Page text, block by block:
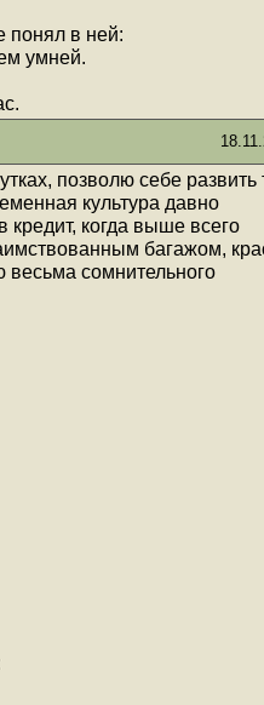
понял в ней:
умней.
позволю себе развить
культура давно
кредит, когда выше всего
багажом,
весьма сомнительного